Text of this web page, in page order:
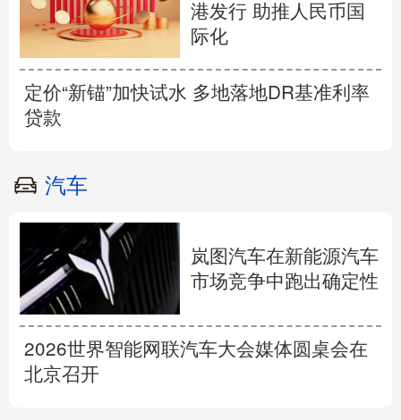
港发行 助推人民币国
际化
定价“新锚”加快试水 多地落地DR基准利率
贷款
汽车
岚图汽车在新能源汽车
市场竞争中跑出确定性
2026世界智能网联汽车大会媒体圆桌会在
北京召开